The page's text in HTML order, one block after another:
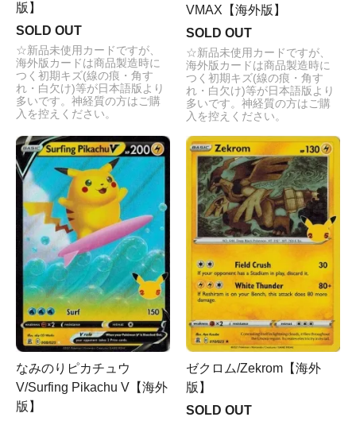
版】
SOLD OUT
☆新品未使用カードですが、
海外版カードは商品製造時に
つく初期キズ(線の痕・角す
れ・白欠け)等が日本語版より
多いです。神経質の方はご購
入を控えください。
VMAX【海外版】
SOLD OUT
☆新品未使用カードですが、
海外版カードは商品製造時に
つく初期キズ(線の痕・角す
れ・白欠け)等が日本語版より
多いです。神経質の方はご購
入を控えください。
なみのりピカチュウ
V/Surfing Pikachu V【海外
版】
ゼクロム/Zekrom【海外
版】
SOLD OUT